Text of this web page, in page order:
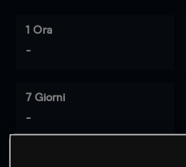
1 Ora
-
7 Giorni
-